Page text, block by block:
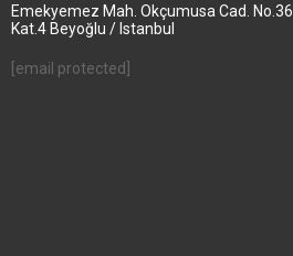
Emekyemez Mah. Okçumusa Cad. No.36
Kat.4 Beyoğlu / Istanbul
[email protected]